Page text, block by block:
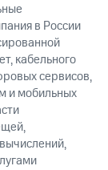
в России
кабельного
сервисов,
и мобильных